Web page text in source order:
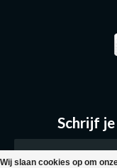
Wij slaan cookies op om
Schrijf